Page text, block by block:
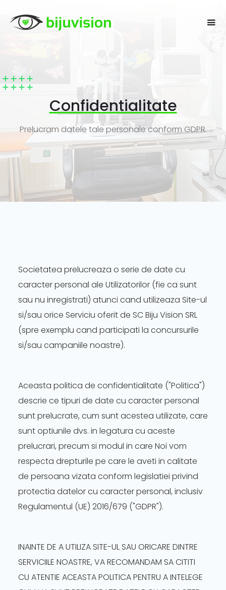
Confidentialitate
Prelucram datele tale personale conform GDPR.
Societatea prelucreaza o serie de date cu
caracter personal ale Utilizatorilor (fie ca sunt
sau nu inregistrati) atunci cand utilizeaza Site-ul
si/sau orice Serviciu oferit de SC Biju Vision SRL
(spre exemplu cand participati la concursurile
si/sau campaniile noastre).
Aceasta politica de confidentialitate ("Politica")
descrie ce tipuri de date cu caracter personal
sunt prelucrate, cum sunt acestea utilizate, care
sunt optiunile dvs. in legatura cu aceste
prelucrari, precum si modul in care Noi vom
respecta drepturile pe care le aveti in calitate
de persoana vizata conform legislatiei privind
protectia datelor cu caracter personal, inclusiv
Regulamentul (UE) 2016/679 ("GDPR").
INAINTE DE A UTILIZA SITE-UL SAU ORICARE DINTRE
SERVICIILE NOASTRE, VA RECOMANDAM SA CITITI
CU ATENTIE ACEASTA POLITICA PENTRU A INTELEGE